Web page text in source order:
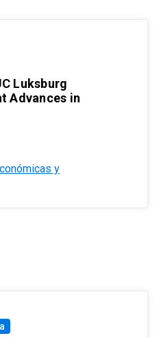
Luksburg
Advances in
y